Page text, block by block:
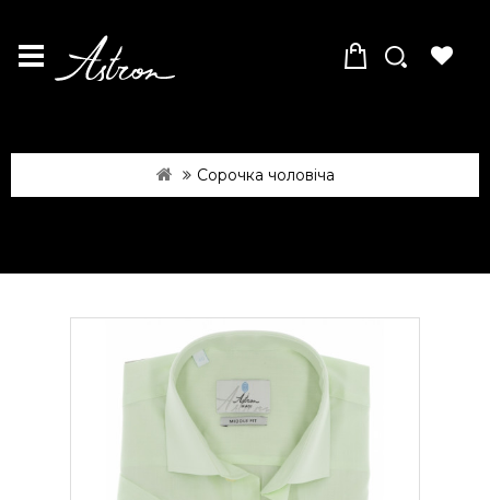
Сорочка чоловіча